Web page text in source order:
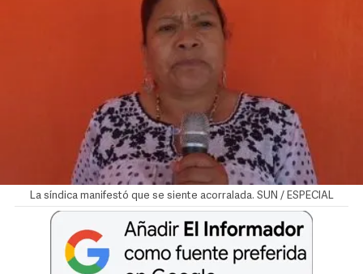
La síndica manifestó que se siente acorralada. SUN / ESPECIAL